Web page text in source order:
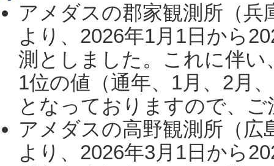
アメダスの郡家観測所（
より、2026年1月1日から
測としました。これに伴い
1位の値（通年、1月、2月
となっておりますので、
アメダスの高野観測所（
より、2026年3月1日から